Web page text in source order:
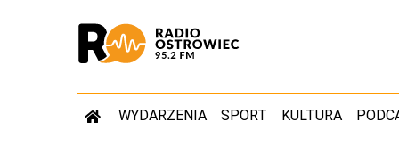
WYDARZENIA SPORT KULTURA